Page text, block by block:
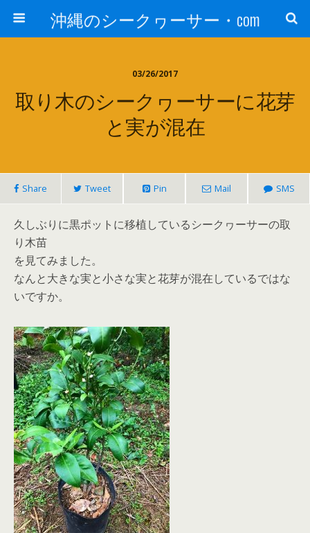
沖縄のシークヮーサー・com
03/26/2017
取り木のシークヮーサーに花芽
と実が混在
Share Tweet Pin Mail SMS
久しぶりに黒ポットに移植しているシークヮーサーの取
り木苗
を見てみました。
なんと大きな実と小さな実と花芽が混在しているではな
いですか。